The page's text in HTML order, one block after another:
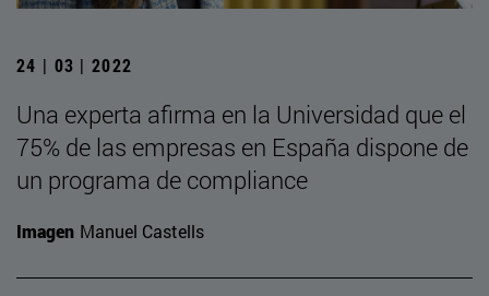
24 | 03 | 2022
Una experta afirma en la Universidad que el
75% de las empresas en España dispone de
un programa de compliance
Imagen Manuel Castells